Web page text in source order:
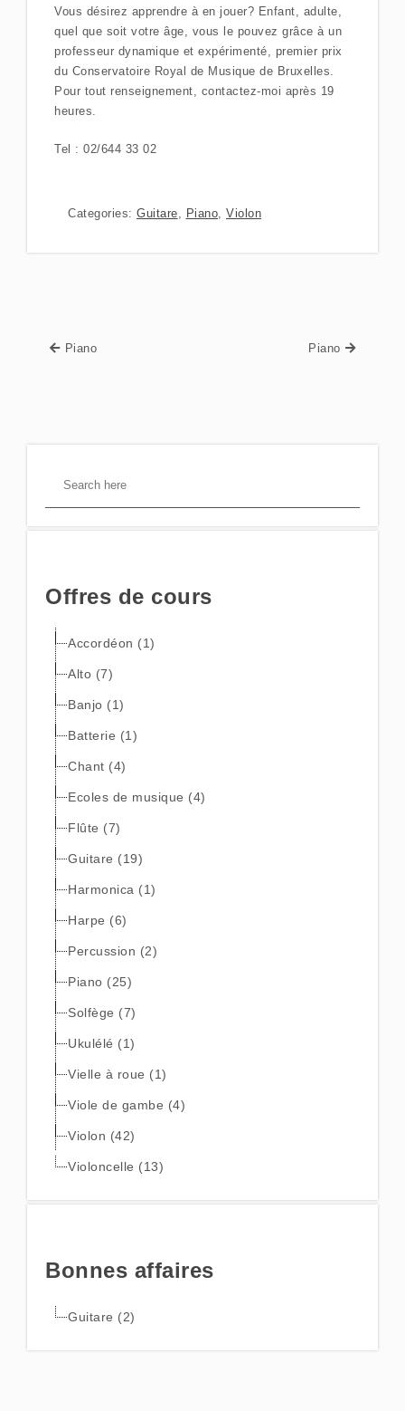
Vous désirez apprendre à en jouer? Enfant, adulte,
quel que soit votre âge, vous le pouvez grâce à un
professeur dynamique et expérimenté, premier prix
du Conservatoire Royal de Musique de Bruxelles.
Pour tout renseignement, contactez-moi après 19
heures.
Tel : 02/644 33 02
Categories: Guitare, Piano, Violon
Piano Piano
Offres de cours
Accordéon (1)
Alto (7)
Banjo (1)
Batterie (1)
Chant (4)
Ecoles de musique (4)
Flûte (7)
Guitare (19)
Harmonica (1)
Harpe (6)
Percussion (2)
Piano (25)
Solfège (7)
Ukulélé (1)
Vielle à roue (1)
Viole de gambe (4)
Violon (42)
Violoncelle (13)
Bonnes affaires
Guitare (2)